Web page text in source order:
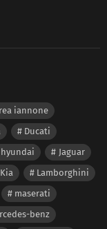
iannone
Ducati
hyundai
Jaguar
Kia
Lamborghini
maserati
benz